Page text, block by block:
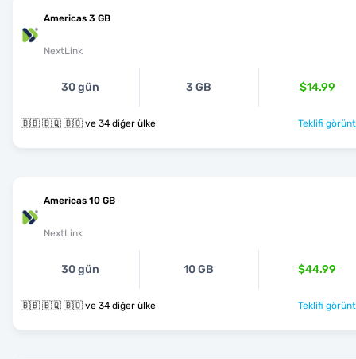
Americas 3 GB
NextLink
30 gün 3 GB $14.99
🇧🇧 🇧🇶 🇧🇴 ve 34 diğer ülke Teklifi
Americas 10 GB
NextLink
30 gün 10 GB $44.99
🇧🇧 🇧🇶 🇧🇴 ve 34 diğer ülke Teklifi